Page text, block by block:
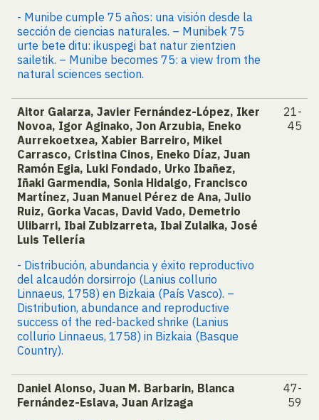
- Munibe cumple 75 años: una visión desde la
sección de ciencias naturales. – Munibek 75
urte bete ditu: ikuspegi bat natur zientzien
sailetik. – Munibe becomes 75: a view from the
natural sciences section.
Aitor Galarza, Javier Fernández-López, Iker
Novoa, Igor Aginako, Jon Arzubia, Eneko
Aurrekoetxea, Xabier Barreiro, Mikel
Carrasco, Cristina Cinos, Eneko Díaz, Juan
Ramón Egia, Luki Fondado, Urko Ibañez,
Iñaki Garmendia, Sonia Hidalgo, Francisco
Martínez, Juan Manuel Pérez de Ana, Julio
Ruiz, Gorka Vacas, David Vado, Demetrio
Ulibarri, Ibai Zubizarreta, Ibai Zulaika, José
Luis Tellería
- Distribución, abundancia y éxito reproductivo
del alcaudón dorsirrojo (Lanius collurio
Linnaeus, 1758) en Bizkaia (País Vasco). –
Distribution, abundance and reproductive
success of the red-backed shrike (Lanius
collurio Linnaeus, 1758) in Bizkaia (Basque
Country).
21-
45
Daniel Alonso, Juan M. Barbarin, Blanca
Fernández-Eslava, Juan Arizaga
47-
59